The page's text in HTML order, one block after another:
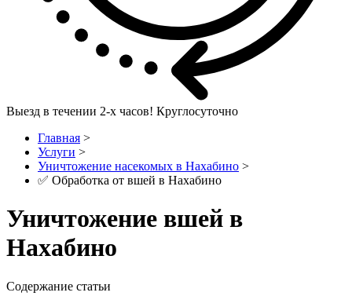
Выезд в течении 2-х часов! Круглосуточно
Главная >
Услуги >
Уничтожение насекомых в Нахабино >
✅ Обработка от вшей в Нахабино
Уничтожение вшей в
Нахабино
Содержание статьи